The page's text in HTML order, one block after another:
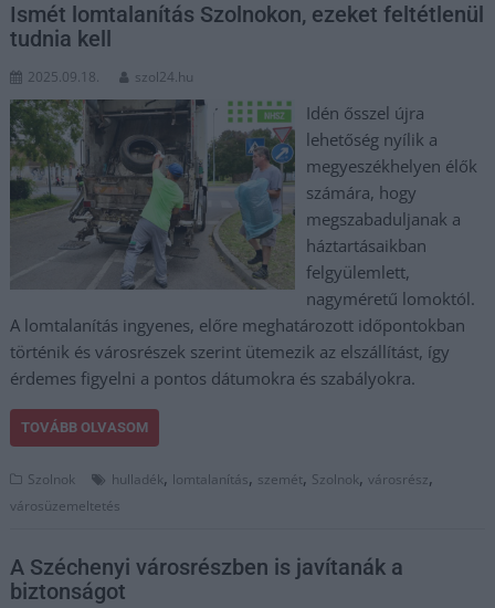
Ismét lomtalanítás Szolnokon, ezeket feltétlenül
tudnia kell
2025.09.18. szol24.hu
Idén ősszel újra
lehetőség nyílik a
megyeszékhelyen élők
számára, hogy
megszabaduljanak a
háztartásaikban
felgyülemlett,
nagyméretű lomoktól.
A lomtalanítás ingyenes, előre meghatározott időpontokban
történik és városrészek szerint ütemezik az elszállítást, így
érdemes figyelni a pontos dátumokra és szabályokra.
TOVÁBB OLVASOM
Szolnok hulladék, lomtalanítás, szemét, Szolnok,városrész,
városüzemeltetés
A Széchenyi városrészben is javítanák a
biztonságot